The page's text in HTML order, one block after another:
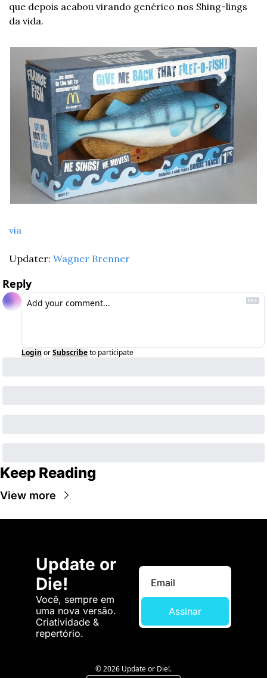
que depois acabou virando genérico nos Shing-lings
da vida.
via
Updater: Wagner Brenner
Reply
Login orSubscribeto participate
Keep Reading
View more
Update or
Die!
Você, sempre em
uma nova versão.
Criatividade &
repertório.
Assinar
© 2026 Update or Die!.